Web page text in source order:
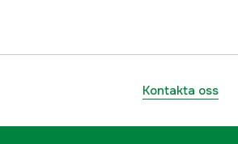
Kontakta oss